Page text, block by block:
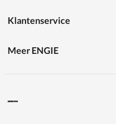
Klantenservice
Meer ENGIE